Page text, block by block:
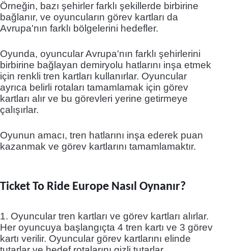
Örneğin, bazı şehirler farklı şekillerde birbirine
bağlanır, ve oyuncuların görev kartları da
Avrupa'nın farklı bölgelerini hedefler.
Oyunda, oyuncular Avrupa'nın farklı şehirlerini
birbirine bağlayan demiryolu hatlarını inşa etmek
için renkli tren kartları kullanırlar. Oyuncular
ayrıca belirli rotaları tamamlamak için görev
kartları alır ve bu görevleri yerine getirmeye
çalışırlar.
Oyunun amacı, tren hatlarını inşa ederek puan
kazanmak ve görev kartlarını tamamlamaktır.
Ticket To Ride Europe Nasıl Oynanır?
1. Oyuncular tren kartları ve görev kartları alırlar.
Her oyuncuya başlangıçta 4 tren kartı ve 3 görev
kartı verilir. Oyuncular görev kartlarını elinde